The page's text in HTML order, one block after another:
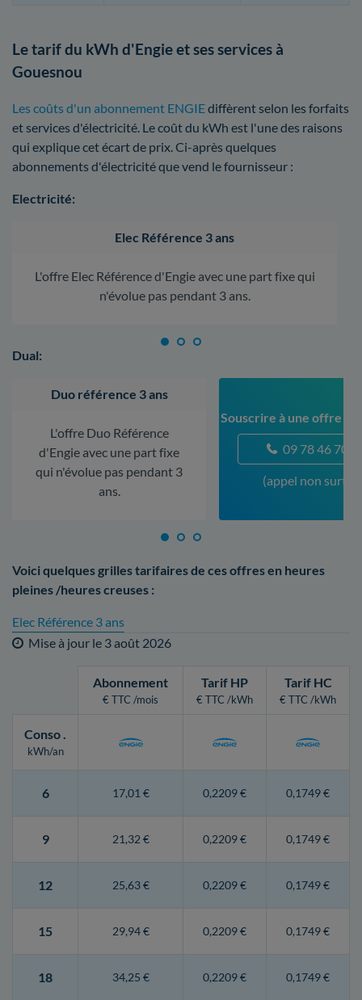
Le tarif du kWh d'Engie et ses services à
Gouesnou
Les coûts d'un abonnement ENGIEdiffèrent selon les forfaits
et services d'électricité. Le coût du kWh est l'une des raisons
qui explique cet écart de prix. Ci-après quelques
abonnements d'électricité que vend le fournisseur :
Electricité:
Elec Référence 3 ans
L'offre Elec Référence d'Engie avec une part fixe qui
n'évolue pas pendant 3 ans.
Dual:
Duo référence 3 ans
L'offre Duo Référence
d'Engie avec une part fixe
qui n'évolue pas pendant 3
ans.
Souscrire à une offre à
09 78 46 70
(appel non
Voici quelques grilles tarifaires de ces offres en heures
pleines /heures creuses :
Elec Référence 3 ans
Mise à jour le 3 août 2026
Abonnement
€ TTC /mois
Tarif HP
€ TTC /kWh
Tarif HC
€ TTC /kWh
Conso.
kWh/an
6 17,01 € 0,2209 € 0,1749 €
9 21,32 € 0,2209 € 0,1749 €
12 25,63 € 0,2209 € 0,1749 €
15 29,94 € 0,2209 € 0,1749 €
18 34,25 € 0,2209 € 0,1749 €